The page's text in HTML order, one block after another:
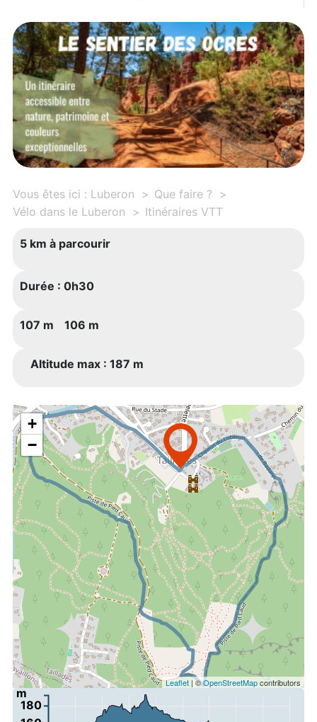
Vous êtes ici : Luberon
Que faire ?
Vélo dans le Luberon
Itinéraires VTT
5 km à parcourir
Durée : 0h30
107 m 106 m
Altitude max : 187 m
+
−
Leaflet | ©OpenStreetMapcontributors
180
m